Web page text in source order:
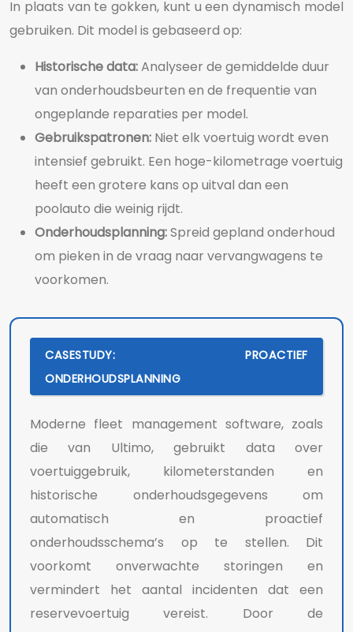
In plaats van te gokken, kunt u een dynamisch model
gebruiken. Dit model is gebaseerd op:
Historische data:Analyseer de gemiddelde duur
van onderhoudsbeurten en de frequentie van
ongeplande reparaties per model.
Gebruikspatronen: Niet elk voertuig wordt even
intensief gebruikt. Een hoge-kilometrage voertuig
heeft een grotere kans op uitval dan een
poolauto die weinig rijdt.
Onderhoudsplanning:Spreid gepland onderhoud
om pieken in de vraag naar vervangwagens te
voorkomen.
CASESTUDY: PROACTIEF
ONDERHOUDSPLANNING
Moderne fleet management software, zoals
die van Ultimo, gebruikt data over
voertuiggebruik, kilometerstanden en
historische onderhoudsgegevens om
automatisch en proactief
onderhoudsschema’s op te stellen. Dit
voorkomt onverwachte storingen en
vermindert het aantal incidenten dat een
reservevoertuig vereist. Door de